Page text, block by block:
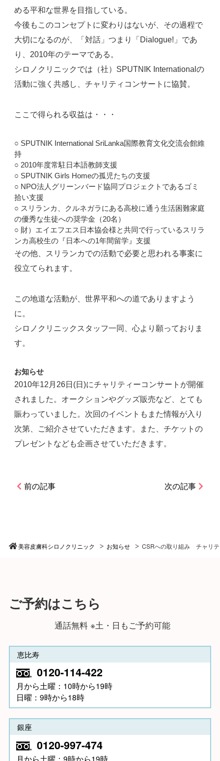
める平和な世界を目指している。
今後もこのコンセプトに変わりはないが、その過程で
大切になるのが、「対話」つまり「Dialogue!」であ
り、2010年のテーマである。
シロノクリニックでは（社）SPUTNIK Internationalの
活動に強く共感し、チャリティコンサートに協賛。
ここで得られる収益は・・・
○ SPUTNIK International SriLanka国際教育文化交流会館維
持
○ 2010年度常駐日本語教師支援
○ SPUTNIK Girls Homeの孤児たちの支援
○ NPO法人グリーンバード協同プロジェクトであるゴミ
拾い支援
○ スリランカ、クルネガラにある高校に通う生活困難家庭
の優秀な生徒への奨学金（20名）
○ 財）エイエフエス日本協会様と共同で行っているスリラ
ンカ高校生の『日本への1年間留学』支援
その他、スリランカでの活動で必要と思われる事案に
役立てられます。
この地道な活動が、世界平和への道でありますよう
に。
シロノクリニックスタッフ一同、心より願っておりま
す。
お知らせ
2010年12月26日(日)にチャリティーコンサートが開催
されました。オークションやグッズ販売など、とても
賑わっていました。次回のイベントもまた情報が入り
次第、ご紹介させていただきます。また、チケットの
プレゼントなども企画させていただきます。
前の記事 次の記事
美容皮膚科シロノクリニック お知らせ CSRへの取り組み チャリテ
ご予約はこちら
通話無料 ※土・日もご予約可能
恵比寿
0120-114-422
月から土曜：10時から19時
日曜：9時から18時
銀座
0120-997-474
月から土曜：9時から19時